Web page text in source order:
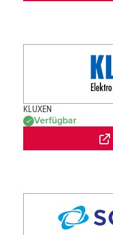
KLUXEN
Verfügbar